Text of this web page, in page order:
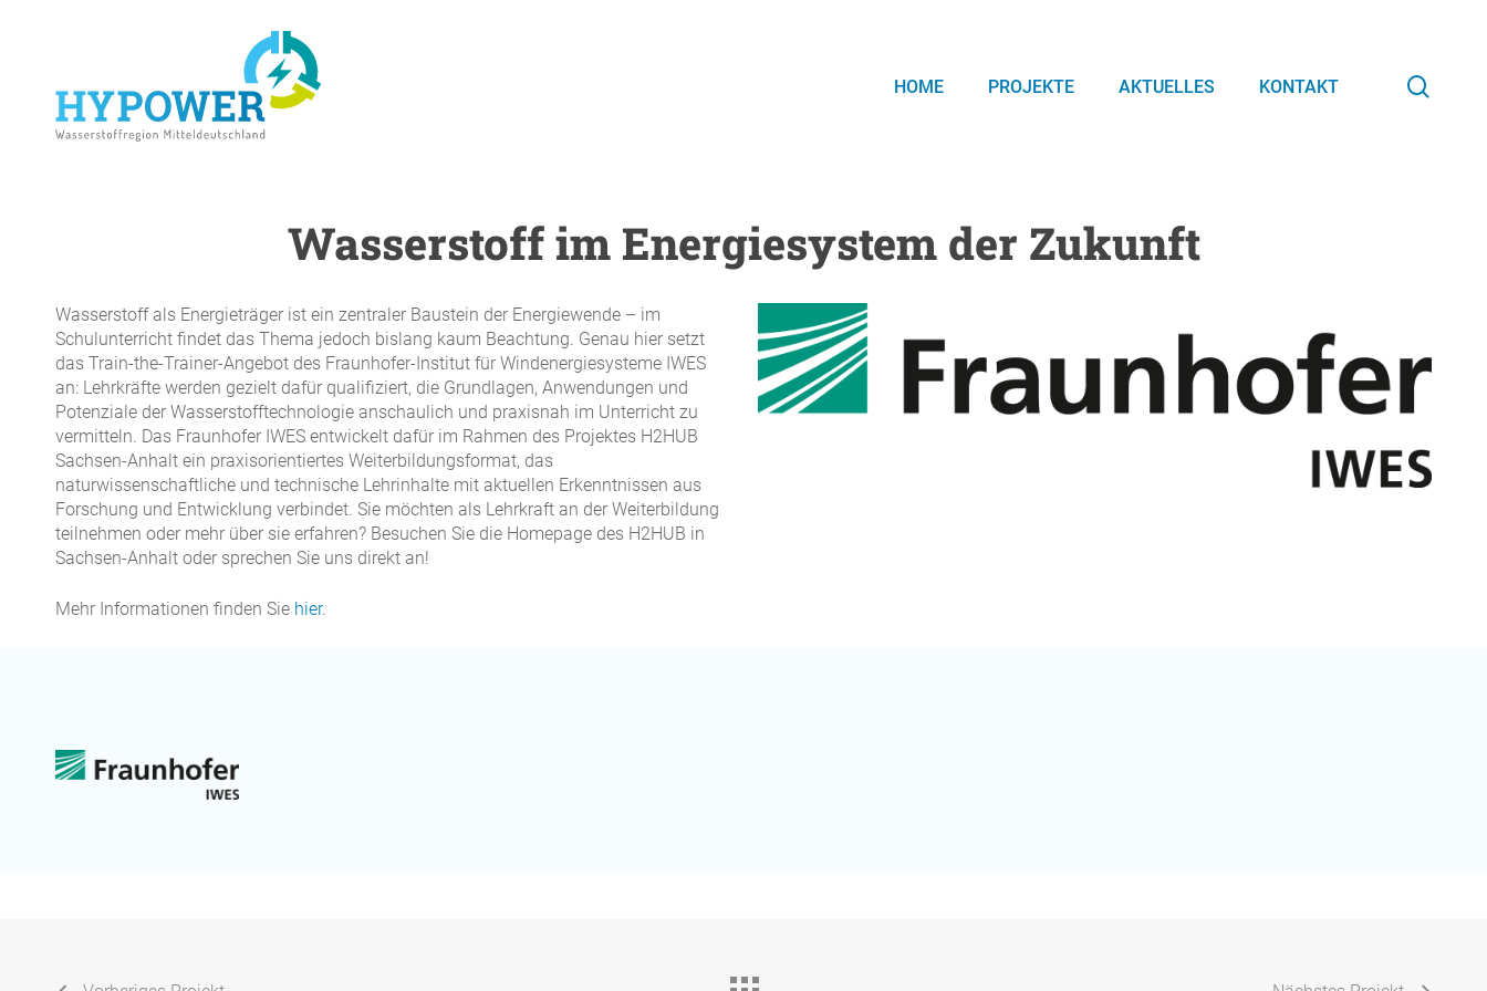
ENTER drücken um die Suche zu starten
HOME PROJEKTE AKTUELLES KONTAKT
Wasserstoff im Energiesystem der Zukunft
Wasserstoff als Energieträger ist ein zentraler Baustein der Energiewende – im
Schulunterricht findet das Thema jedoch bislang kaum Beachtung. Genau hier setzt
das Train-the-Trainer-Angebot des Fraunhofer-Institut für Windenergiesysteme IWES
an: Lehrkräfte werden gezielt dafür qualifiziert, die Grundlagen, Anwendungen und
Potenziale der Wasserstofftechnologie anschaulich und praxisnah im Unterricht zu
vermitteln. Das Fraunhofer IWES entwickelt dafür im Rahmen des Projektes H2HUB
Sachsen-Anhalt ein praxisorientiertes Weiterbildungsformat, das
naturwissenschaftliche und technische Lehrinhalte mit aktuellen Erkenntnissen aus
Forschung und Entwicklung verbindet. Sie möchten als Lehrkraft an der Weiterbildung
teilnehmen oder mehr über sie erfahren? Besuchen Sie die Homepage des H2HUB in
Sachsen-Anhalt oder sprechen Sie uns direkt an!
Mehr Informationen finden Sie hier.